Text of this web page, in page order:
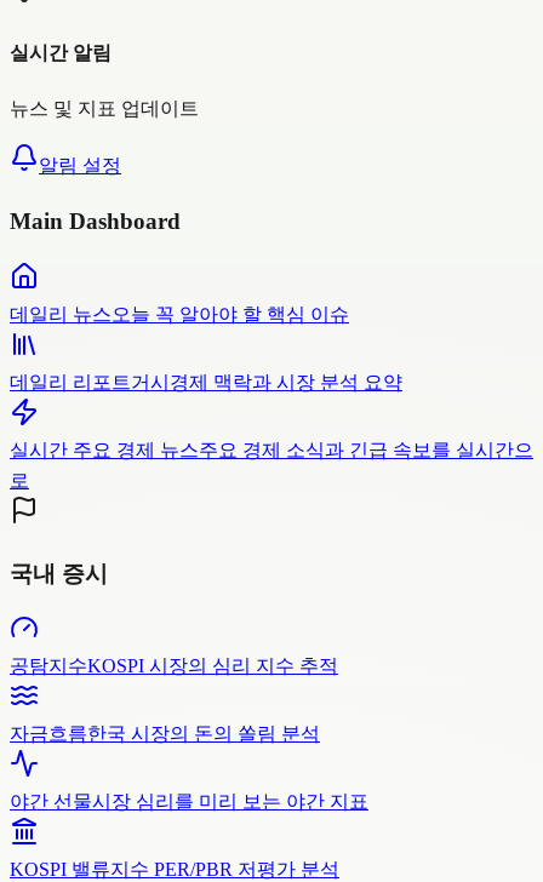
실시간 알림
뉴스 및 지표 업데이트
알림 설정
Main Dashboard
데일리 뉴스오늘 꼭 알아야 할 핵심 이슈
데일리 리포트거시경제 맥락과 시장 분석 요약
실시간 주요 경제 뉴스주요 경제 소식과 긴급 속보를 실시간으
로
국내 증시
공탐지수KOSPI 시장의 심리 지수 추적
자금흐름한국 시장의 돈의 쏠림 분석
야간 선물시장 심리를 미리 보는 야간 지표
KOSPI 밸류지수 PER/PBR 저평가 분석